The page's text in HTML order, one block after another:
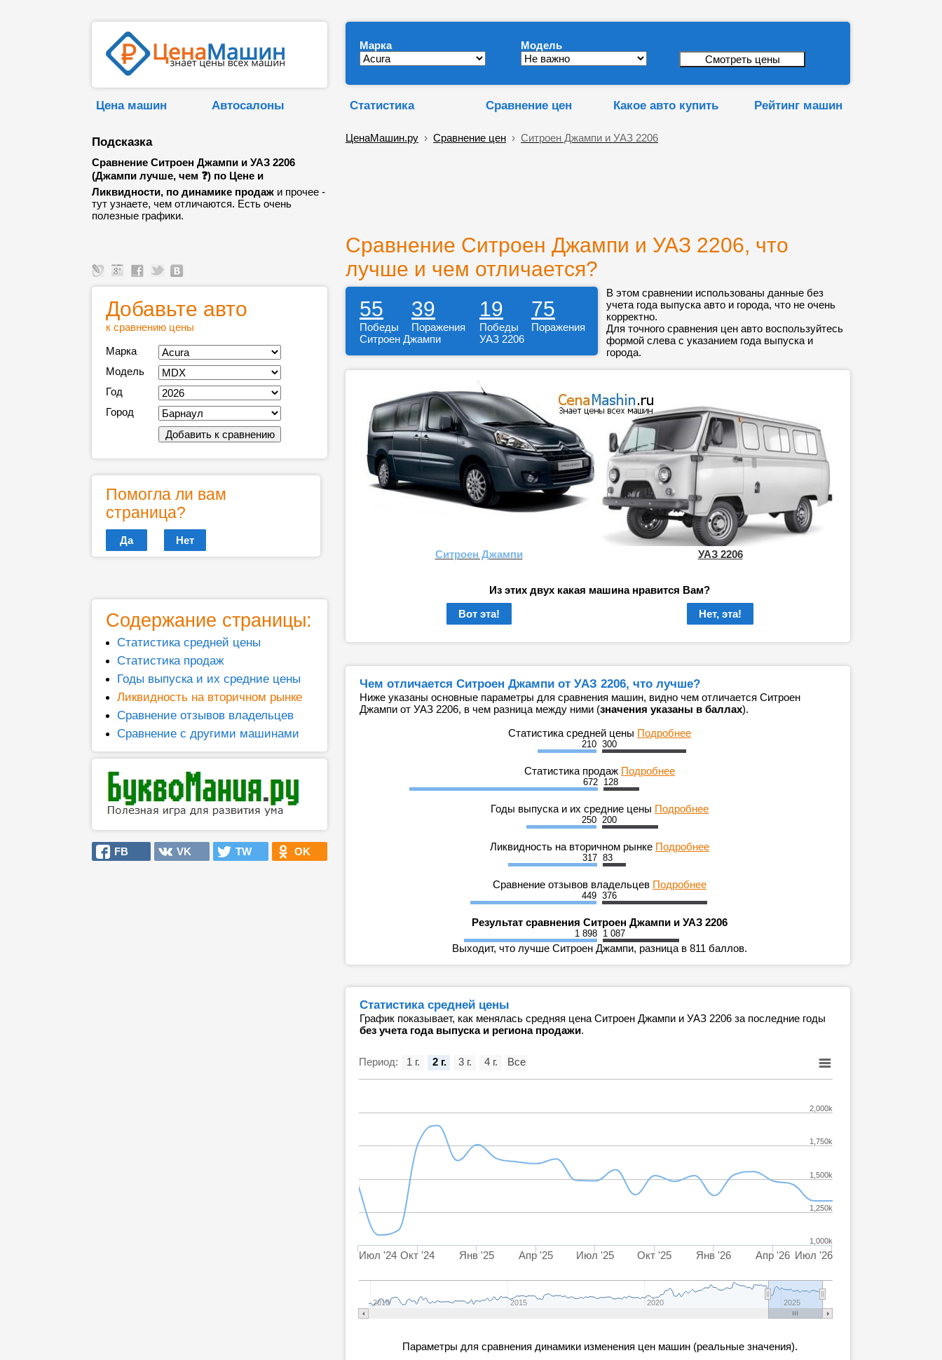
Марка Модель
Цена машин Автосалоны Статистика Сравнение цен Какое авто купить Рейтинг машин
Подсказка
Сравнение Ситроен Джампи и УАЗ 2206
(Джампи лучше, чем ❓) по Цене и
Ликвидности, по динамике продаж и прочее -
тут узнаете, чем отличаются. Есть очень
полезные графики.
ЦенаМашин.ру › Сравнение цен › Ситроен Джампи и УАЗ 2206
Сравнение Ситроен Джампи и УАЗ 2206, что
лучше и чем отличается?
Добавьте авто
к сравнению цены
Марка
Модель
Год
Город
Помогла ли вам
страница?
Да Нет
Содержание страницы:
Статистика средней цены
Статистика продаж
Годы выпуска и их средние цены
Ликвидность на вторичном рынке
Сравнение отзывов владельцев
Сравнение с другими машинами
FB VK TW OK
55 39 19 75
Победы Поражения Победы
Поражения
Ситроен Джампи
УАЗ 2206
В этом сравнении использованы данные без
учета года выпуска авто и города, что не очень
корректно.
Для точного сравнения цен авто воспользуйтесь
формой слева с указанием года выпуска и
города.
Ситроен Джампи УАЗ 2206
Из этих двух какая машина нравится Вам?
Вот эта!
Нет, эта!
Чем отличается Ситроен Джампи от УАЗ 2206, что лучше?
Ниже указаны основные параметры для сравнения машин, видно чем отличается Ситроен
Джампи от УАЗ 2206, в чем разница между ними (значения указаны в баллах).
Статистика средней цены Подробнее
210 300
Статистика продаж Подробнее
672 128
Годы выпуска и их средние цены Подробнее
250 200
Ликвидность на вторичном рынке Подробнее
317 83
Сравнение отзывов владельцев Подробнее
449 376
Результат сравнения Ситроен Джампи и УАЗ 2206
1 898 1 087
Выходит, что лучше Ситроен Джампи, разница в 811 баллов.
Статистика средней цены
График показывает, как менялась средняя цена Ситроен Джампи и УАЗ 2206 за последние годы
без учета года выпуска и региона продажи.
Период:
Июл '24 Окт '24 Янв '25 Апр '25 Июл '25 Окт '25 Янв '26 Апр '26 Июл '26
2010 2015 2020 2025
1,000k
2,000k
1,250k
1,500k
1,750k
1 г. 2 г. 3 г. 4 г. Все
Параметры для сравнения динамики изменения цен машин (реальные значения).